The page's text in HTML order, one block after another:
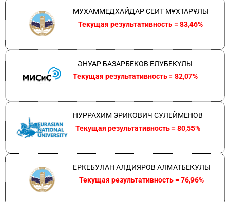
МУХАММЕДХАЙДАР СЕИТ МҰХТАРҰЛЫ
Текущая результативность = 83,46%
ӘНУАР БАЗАРБЕКОВ ЕЛУБЕКҰЛЫ
Текущая результативность = 82,07%
НУРРАХИМ ЭРИКОВИЧ СУЛЕЙМЕНОВ
Текущая результативность = 80,55%
ЕРКЕБУЛАН АЛДИЯРОВ АЛМАТБЕКУЛЫ
Текущая результативность = 76,96%